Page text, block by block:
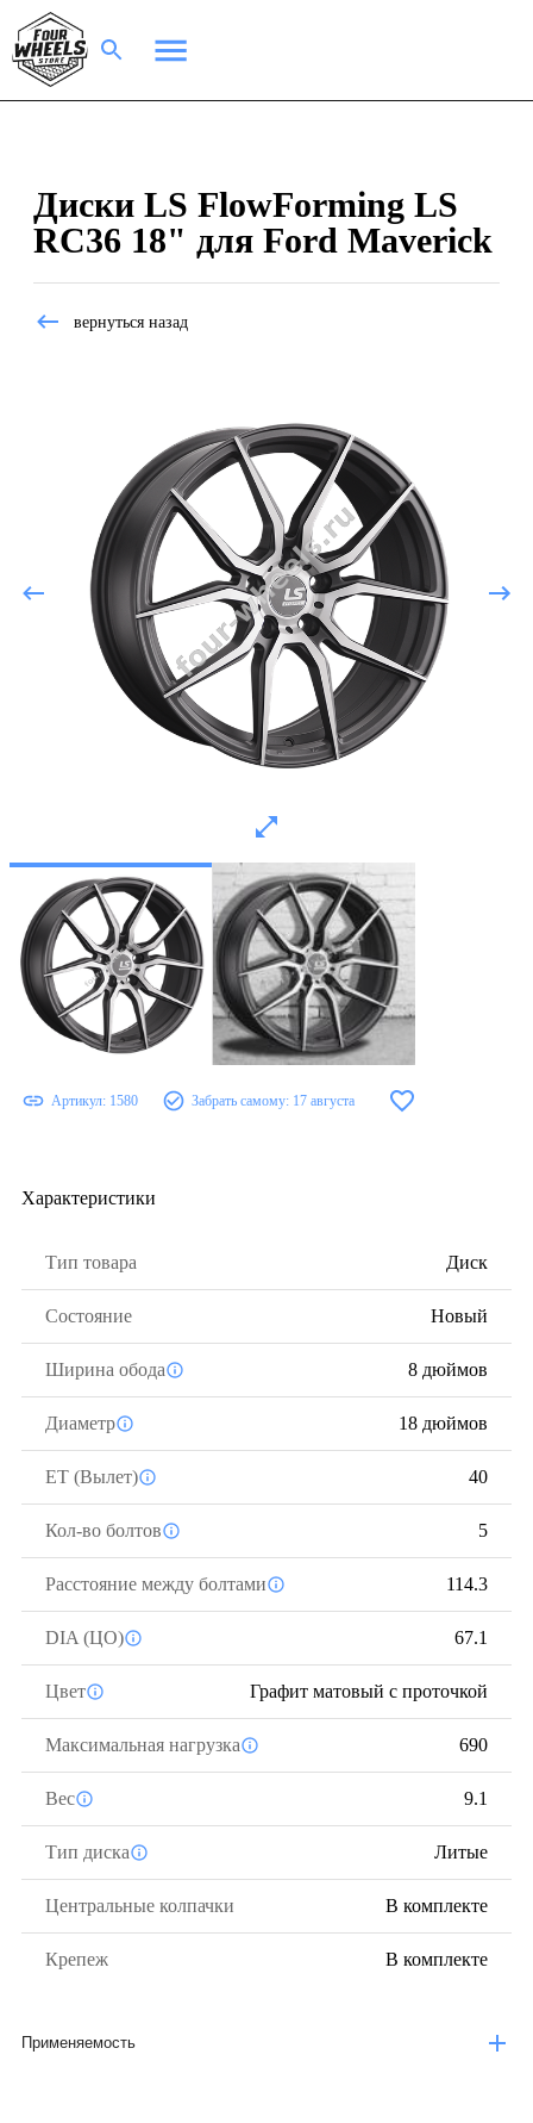
Диски LS FlowForming LS
RC36 18" для Ford Maverick
вернуться назад
Артикул: 1580 Забрать самому: 17 августа
Характеристики
Тип товара Диск
Состояние Новый
Ширина обода 8 дюймов
Диаметр 18 дюймов
ЕТ (Вылет) 40
Кол-во болтов 5
Расстояние между болтами 114.3
DIA (ЦО) 67.1
Цвет Графит матовый с проточкой
Максимальная нагрузка 690
Вес 9.1
Тип диска Литые
Центральные колпачки В комплекте
Крепеж В комплекте
Применяемость